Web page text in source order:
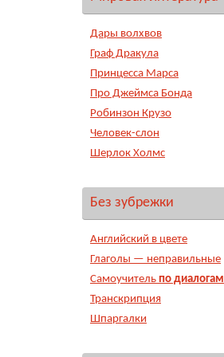
Дары волхвов
Граф Дракула
Принцесса Марса
Про Джеймса Бонда
Робинзон Крузо
Человек-слон
Шерлок Холмс
Без зубрежки
Английский в цвете
Глаголы — неправильные
Самоучитель по диалогам
Транскрипция
Шпаргалки